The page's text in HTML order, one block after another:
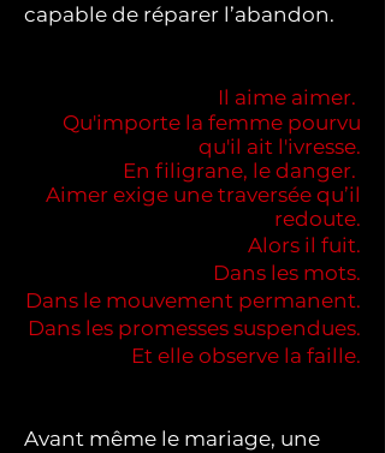
capable de réparer l’abandon.
Il aime aimer.
Qu'importe la femme pourvu
qu'il ait l'ivresse.
En filigrane, le danger.
Aimer exige une traversée qu’il
redoute.
Alors il fuit.
Dans les mots.
Dans le mouvement permanent.
Dans les promesses suspendues.
Et elle observe la faille.
Avant même le mariage, une